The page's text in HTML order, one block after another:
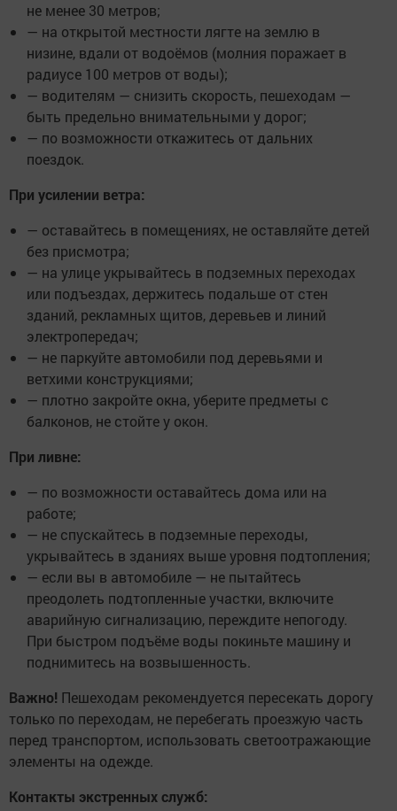
не менее 30 метров;
— на открытой местности лягте на землю в
низине, вдали от водоёмов (молния поражает в
радиусе 100 метров от воды);
— водителям — снизить скорость, пешеходам —
быть предельно внимательными у дорог;
— по возможности откажитесь от дальних
поездок.
При усилении ветра:
— оставайтесь в помещениях, не оставляйте детей
без присмотра;
— на улице укрывайтесь в подземных переходах
или подъездах, держитесь подальше от стен
зданий, рекламных щитов, деревьев и линий
электропередач;
— не паркуйте автомобили под деревьями и
ветхими конструкциями;
— плотно закройте окна, уберите предметы с
балконов, не стойте у окон.
При ливне:
— по возможности оставайтесь дома или на
работе;
— не спускайтесь в подземные переходы,
укрывайтесь в зданиях выше уровня подтопления;
— если вы в автомобиле — не пытайтесь
преодолеть подтопленные участки, включите
аварийную сигнализацию, переждите непогоду.
При быстром подъёме воды покиньте машину и
поднимитесь на возвышенность.
Важно! Пешеходам рекомендуется пересекать дорогу
только по переходам, не перебегать проезжую часть
перед транспортом, использовать светоотражающие
элементы на одежде.
Контакты экстренных служб: